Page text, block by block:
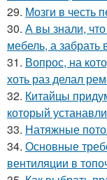
29. Мозги в честь
30. А вы знали,
мебель, а забрать
31. Вопрос, на
хоть раз делал
32. Китайцы
который
33. Натяжные
34. Основные
вентиляции в